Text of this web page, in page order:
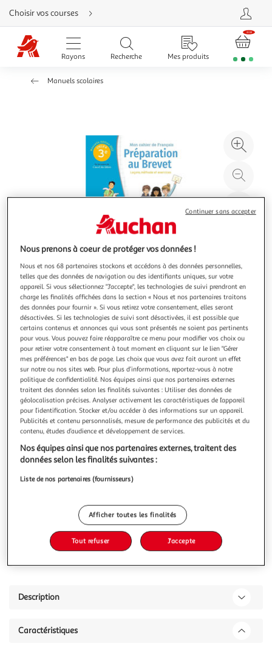
Aller
directement
au
contenu
Aller
directement
Aller
Choisir vos courses
Rayons Recherche Mes produits
Manuels scolaires
à
100
le
Nouveauté
PREPARATION AU BREVET, 3E CYCLE 4. LECONS,
METHODE ET EXERCICES, EDITION 2022, Randanne
Florence
Un cahier innovant pour préparer l'épreuve de français au
Brevet. 40 fiches synthétiques pour analyser les questions
récurrentes de l'épreuve et mémoriser les notions
essentielles. Plus de 200 exercices et des sujets complets
pour s'entraîner. Une méthode qui guide pas à pas.Auteur :
Randanne Floren
En savoir +
Vendu par GpasPlus
Livraison dès 6/7 jours
3,00€
Plus d'options
Ajouter au panier
Ajouter à une liste
Description
Caractéristiques
Nous prenons à coeur de protéger vos données !
Nous et nos 68 partenaires stockons et accédons à des données personnelles,
telles que des données de navigation ou des identifiants uniques, sur votre
appareil. Si vous sélectionnez "J'accepte", les technologies de suivi prendront en
charge les finalités affichées dans la section « Nous et nos partenaires traitons
des données pour fournir ». Si vous retirez votre consentement, elles seront
désactivées. Si les technologies de suivi sont désactivées, il est possible que
certains contenus et annonces qui vous sont présentés ne soient pas pertinents
pour vous. Vous pouvez faire réapparaître ce menu pour modifier vos choix ou
pour retirer votre consentement à tout moment en cliquant sur le lien "Gérer
mes préférences" en bas de page. Les choix que vous avez fait auront un effet
sur notre ou nos sites web. Pour plus d’informations, reportez-vous à notre
politique de confidentialité. Nos équipes ainsi que nos partenaires externes
traitent des données selon les finalités suivantes : Utiliser des données de
géolocalisation précises. Analyser activement les caractéristiques de l’appareil
pour l’identification. Stocker et/ou accéder à des informations sur un appareil.
Publicités et contenu personnalisés, mesure de performance des publicités et du
contenu, études d’audience et développement de services.
Nos équipes ainsi que nos partenaires externes, traitent des
données selon les finalités suivantes :
Liste de nos partenaires (fournisseurs)
Afficher toutes les finalités
Tout refuser J'accepte
Continuer sans accepter